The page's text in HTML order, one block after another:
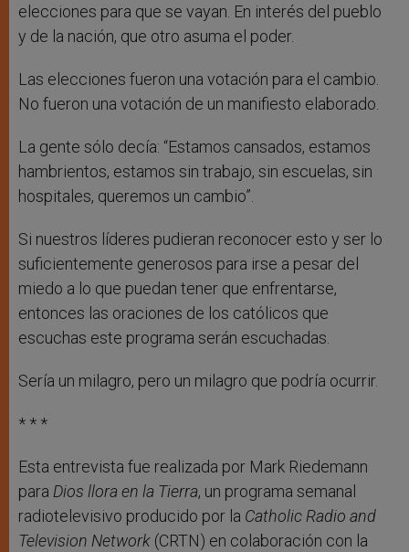
elecciones para que se vayan. En interés del pueblo
y de la nación, que otro asuma el poder.
Las elecciones fueron una votación para el cambio.
No fueron una votación de un manifiesto elaborado.
La gente sólo decía: “Estamos cansados, estamos
hambrientos, estamos sin trabajo, sin escuelas, sin
hospitales, queremos un cambio”.
Si nuestros líderes pudieran reconocer esto y ser lo
suficientemente generosos para irse a pesar del
miedo a lo que puedan tener que enfrentarse,
entonces las oraciones de los católicos que
escuchas este programa serán escuchadas.
Sería un milagro, pero un milagro que podría ocurrir.
* * *
Esta entrevista fue realizada por Mark Riedemann
para Dios llora en la Tierra, un programa semanal
radiotelevisivo producido por la Catholic Radio and
Television Network (CRTN) en colaboración con la